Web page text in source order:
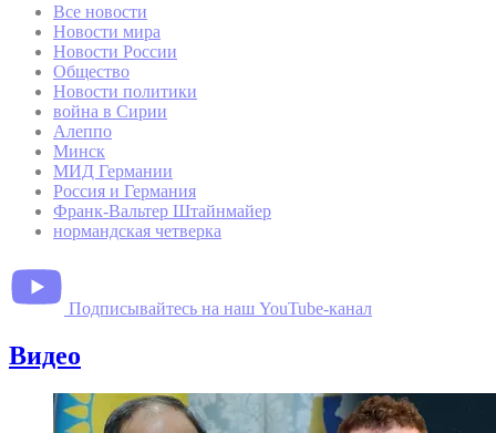
Все новости
Новости мира
Новости России
Общество
Новости политики
война в Сирии
Алеппо
Минск
МИД Германии
Россия и Германия
Франк-Вальтер Штайнмайер
нормандская четверка
Подписывайтесь на наш YouTube-канал
Видео